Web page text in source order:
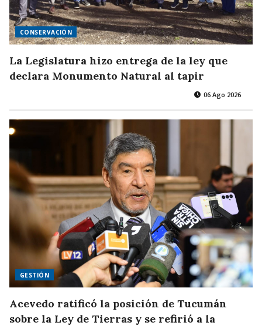
CONSERVACIÓN
La Legislatura hizo entrega de la ley que
declara Monumento Natural al tapir
06 Ago 2026
GESTIÓN
Acevedo ratificó la posición de Tucumán
sobre la Ley de Tierras y se refirió a la